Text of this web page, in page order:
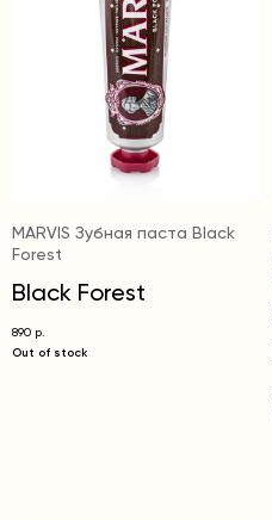
MARVIS Зубная паста Black
Forest
Black Forest
890 р.
Out of stock